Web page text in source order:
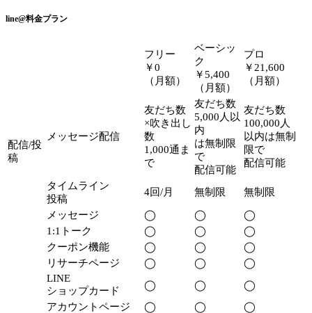
line@料金プラン
フリー
￥0
（月額）
ベーシッ
ク
￥5,400
（月額）
プロ
￥21,600
（月額）
配信/投
稿
メッセージ配信
友だち数
×吹き出し
数
1,000通ま
で
友だち数
5,000人以
内
は無制限
で
配信可能
友だち数
100,000人
以内は無制
限で
配信可能
タイムライン
投稿
4回/月 無制限 無制限
メッセージ ◯ ◯
◯
1:1トーク
◯ ◯
◯
クーポン機能
◯ ◯
◯
リサーチページ
◯ ◯
◯
LINE
ショップカード
◯ ◯
◯
アカウントページ
◯ ◯
◯